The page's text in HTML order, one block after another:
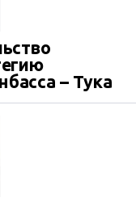
– Тука